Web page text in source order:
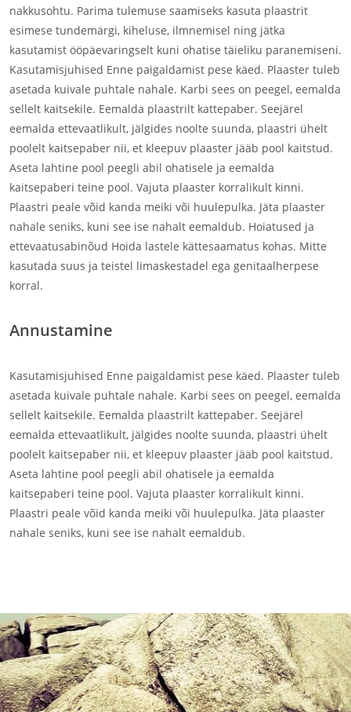
nakkusohtu. Parima tulemuse saamiseks kasuta plaastrit
esimese tundemärgi, kiheluse, ilmnemisel ning jätka
kasutamist ööpäevaringselt kuni ohatise täieliku paranemiseni.
Kasutamisjuhised Enne paigaldamist pese käed. Plaaster tuleb
asetada kuivale puhtale nahale. Karbi sees on peegel, eemalda
sellelt kaitsekile. Eemalda plaastrilt kattepaber. Seejärel
eemalda ettevaatlikult, jälgides noolte suunda, plaastri ühelt
poolelt kaitsepaber nii, et kleepuv plaaster jääb pool kaitstud.
Aseta lahtine pool peegli abil ohatisele ja eemalda
kaitsepaberi teine pool. Vajuta plaaster korralikult kinni.
Plaastri peale võid kanda meiki või huulepulka. Jäta plaaster
nahale seniks, kuni see ise nahalt eemaldub. Hoiatused ja
ettevaatusabinõud Hoida lastele kättesaamatus kohas. Mitte
kasutada suus ja teistel limaskestadel ega genitaalherpese
korral.
Annustamine
Kasutamisjuhised Enne paigaldamist pese käed. Plaaster tuleb
asetada kuivale puhtale nahale. Karbi sees on peegel, eemalda
sellelt kaitsekile. Eemalda plaastrilt kattepaber. Seejärel
eemalda ettevaatlikult, jälgides noolte suunda, plaastri ühelt
poolelt kaitsepaber nii, et kleepuv plaaster jääb pool kaitstud.
Aseta lahtine pool peegli abil ohatisele ja eemalda
kaitsepaberi teine pool. Vajuta plaaster korralikult kinni.
Plaastri peale võid kanda meiki või huulepulka. Jäta plaaster
nahale seniks, kuni see ise nahalt eemaldub.